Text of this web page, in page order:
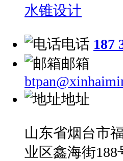
水锥设计
电话 187
邮箱
地址
山东省烟台市
业区鑫海街188